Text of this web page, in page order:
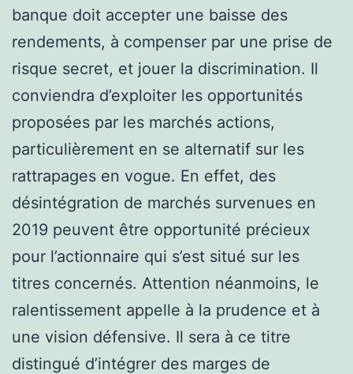
banque doit accepter une baisse des
rendements, à compenser par une prise de
risque secret, et jouer la discrimination. Il
conviendra d’exploiter les opportunités
proposées par les marchés actions,
particulièrement en se alternatif sur les
rattrapages en vogue. En effet, des
désintégration de marchés survenues en
2019 peuvent être opportunité précieux
pour l’actionnaire qui s’est situé sur les
titres concernés. Attention néanmoins, le
ralentissement appelle à la prudence et à
une vision défensive. Il sera à ce titre
distingué d’intégrer des marges de